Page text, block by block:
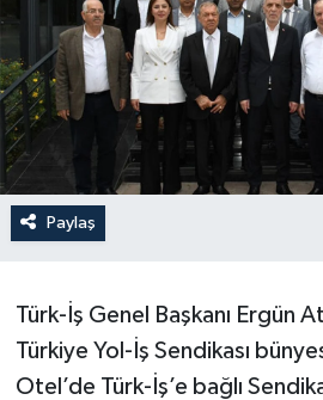
Paylaş
Türk-İş Genel Başkanı Ergün
Türkiye Yol-İş Sendikası
Otel’de Türk-İş’e bağlı